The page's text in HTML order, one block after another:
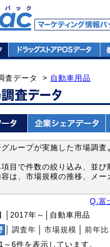
査データ > 自動車用品
グループが実施した市場調
項目で件数の絞り込み、並
容は、市場規模の推移、メ
Q.富
│2017年～│自動車用品
調査年 市場規模 前年比
～6件を表示しています。